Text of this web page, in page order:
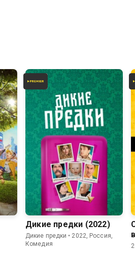
5.1
Дикие предки (2022)
Дикие предки • 2022, Россия,
Комедия